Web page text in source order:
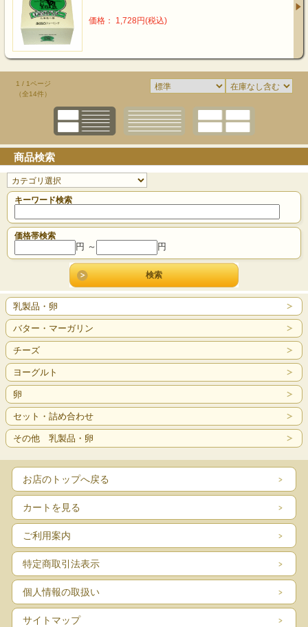
価格： 1,728円(税込)
1 / 1ページ
（全14件）
商品検索
キーワード検索
価格帯検索
円 ～ 円
乳製品・卵
バター・マーガリン
チーズ
ヨーグルト
卵
セット・詰め合わせ
その他 乳製品・卵
お店のトップへ戻る
カートを見る
ご利用案内
特定商取引法表示
個人情報の取扱い
サイトマップ